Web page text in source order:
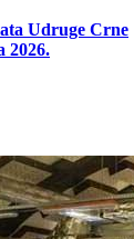
Udruge Crne
2026.